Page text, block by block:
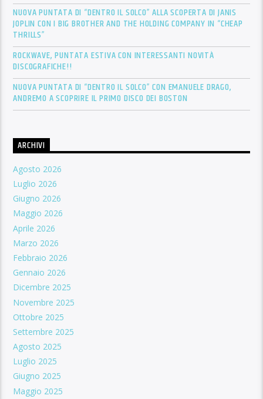
NUOVA PUNTATA DI “DENTRO IL SOLCO” ALLA SCOPERTA DI JANIS
JOPLIN CON I BIG BROTHER AND THE HOLDING COMPANY IN “CHEAP
THRILLS”
ROCKWAVE, PUNTATA ESTIVA CON INTERESSANTI NOVITÀ
DISCOGRAFICHE!!
NUOVA PUNTATA DI “DENTRO IL SOLCO” CON EMANUELE DRAGO,
ANDREMO A SCOPRIRE IL PRIMO DISCO DEI BOSTON
ARCHIVI
Agosto 2026
Luglio 2026
Giugno 2026
Maggio 2026
Aprile 2026
Marzo 2026
Febbraio 2026
Gennaio 2026
Dicembre 2025
Novembre 2025
Ottobre 2025
Settembre 2025
Agosto 2025
Luglio 2025
Giugno 2025
Maggio 2025